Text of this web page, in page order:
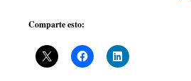
Comparte esto: